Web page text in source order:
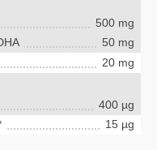
500 mg
50 mg
20 mg
400 µg
15 µg